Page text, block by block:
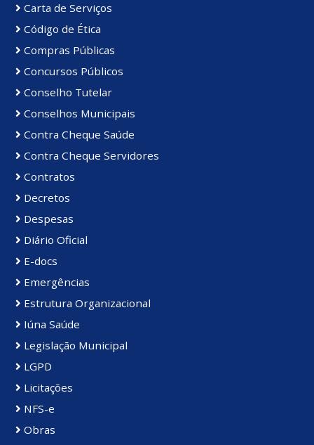
Carta de Serviços
Código de Ética
Compras Públicas
Concursos Públicos
Conselho Tutelar
Conselhos Municipais
Contra Cheque Saúde
Contra Cheque Servidores
Contratos
Decretos
Despesas
Diário Oficial
E-docs
Emergências
Estrutura Organizacional
Iúna Saúde
Legislação Municipal
LGPD
Licitações
NFS-e
Obras